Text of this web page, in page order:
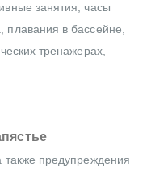
занятия, часы
плавания в бассейне,
тренажерах,
также предупреждения